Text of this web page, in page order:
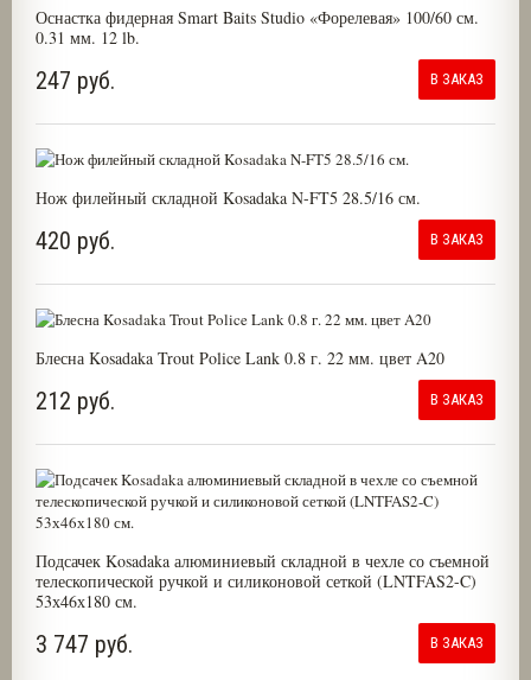
Оснастка фидерная Smart Baits Studio «Форелевая» 100/60 см.
0.31 мм. 12 lb.
247 руб. В ЗАКАЗ
Нож филейный складной Kosadaka N-FT5 28.5/16 см.
420 руб. В ЗАКАЗ
Блесна Kosadaka Trout Police Lank 0.8 г. 22 мм. цвет A20
212 руб. В ЗАКАЗ
Подсачек Kosadaka алюминиевый складной в чехле со съемной
телескопической ручкой и силиконовой сеткой (LNTFAS2-C)
53х46х180 см.
3 747 руб. В ЗАКАЗ